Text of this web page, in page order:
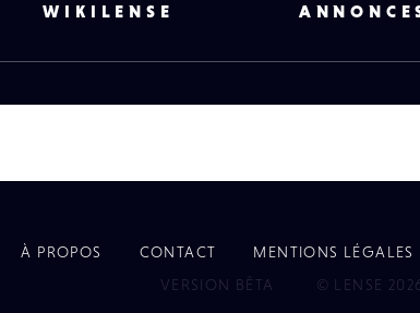
WIKILENSE
À PROPOS CONTACT
MENTIONS LÉGALES
VERSION BÊTA
© LENSE